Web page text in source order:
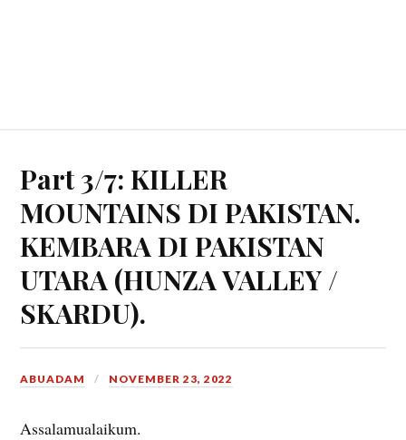
Part 3/7: KILLER
MOUNTAINS DI PAKISTAN.
KEMBARA DI PAKISTAN
UTARA (HUNZA VALLEY /
SKARDU).
ABUADAM NOVEMBER 23, 2022
Assalamualaikum.